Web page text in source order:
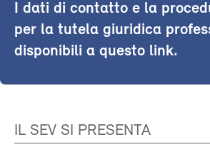
I dati di contatto e la
per la tutela giuridica
disponibili a questo link.
IL SEV SI PRESENTA